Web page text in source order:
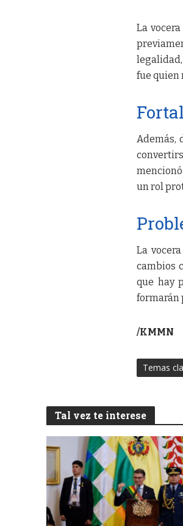
La
legalidad,
fue quien
Además,
un rol
La
cambios
que hay
formarán
/KMMN
Temas
Tal vez te interese